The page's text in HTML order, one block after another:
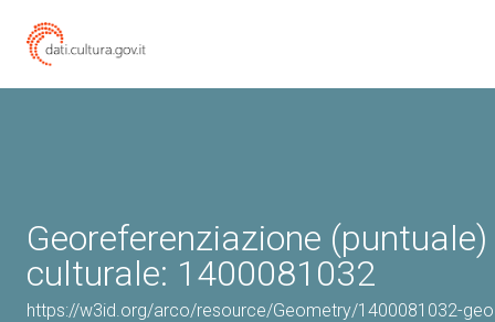
Georeferenziazione
culturale: 1400081032
https://w3id.org/arco/resource/Geometry/1400081032-